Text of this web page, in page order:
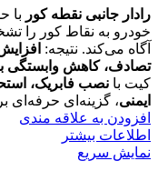
رادار جانبی نقطه کور با
خودرو به نقاط کور را
آگاه می‌کند. نتیجه:
تصادف، کاهش وابستگی به
کیت با نصب فابریک،
ایمنی، گزینه‌ای حرفه‌ای
افزودن به علاقه مندی
اطلاعات بیشتر
نمایش سریع